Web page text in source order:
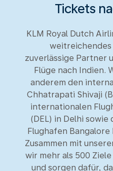
Tickets
KLM Royal Dutch
zuverlässige Partner
Flüge nach Indien.
anderem den
Chhatrapati Shivaji
internationalen
(DEL) in Delhi
Flughafen Bangalore
Zusammen mit
wir mehr als 500
und sorgen dafür,